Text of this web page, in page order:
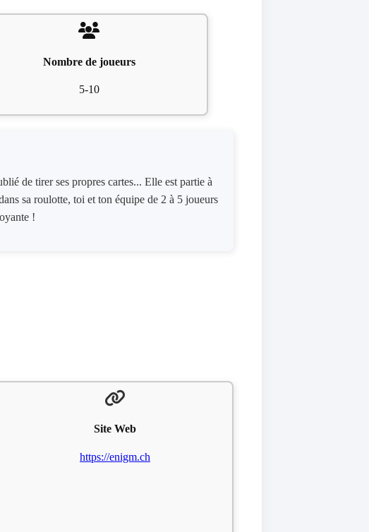
Nombre de joueurs
5-10
de tirer ses propres cartes... Elle est partie à
sa roulotte, toi et ton équipe de 2 à 5 joueurs
!
Site Web
https://enigm.ch